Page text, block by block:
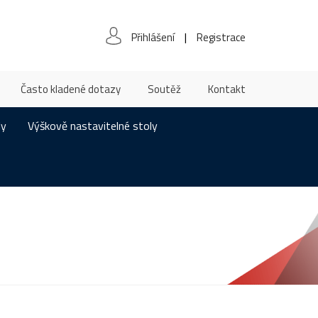
Přihlášení | Registrace
Často kladené dotazy Soutěž Kontakt
Výškově nastavitelné stoly